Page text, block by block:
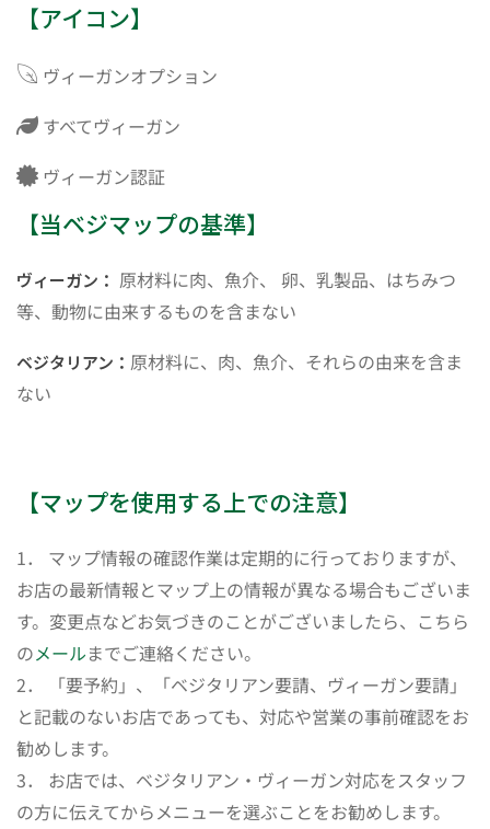
【アイコン】
ヴィーガンオプション
すべてヴィーガン
ヴィーガン認証
【当ベジマップの基準】
ヴィーガン： 原材料に肉、魚介、 卵、乳製品、はちみつ
等、動物に由来するものを含まない
ベジタリアン： 原材料に、肉、魚介、それらの由来を含ま
ない
【マップを使用する上での注意】
1． マップ情報の確認作業は定期的に行っておりますが、
お店の最新情報とマップ上の情報が異なる場合もございま
す。変更点などお気づきのことがございましたら、こちら
のメールまでご連絡ください。
2． 「要予約」、「ベジタリアン要請、ヴィーガン要請」
と記載のないお店であっても、対応や営業の事前確認をお
勧めします。
3． お店では、ベジタリアン・ヴィーガン対応をスタッフ
の方に伝えてからメニューを選ぶことをお勧めします。